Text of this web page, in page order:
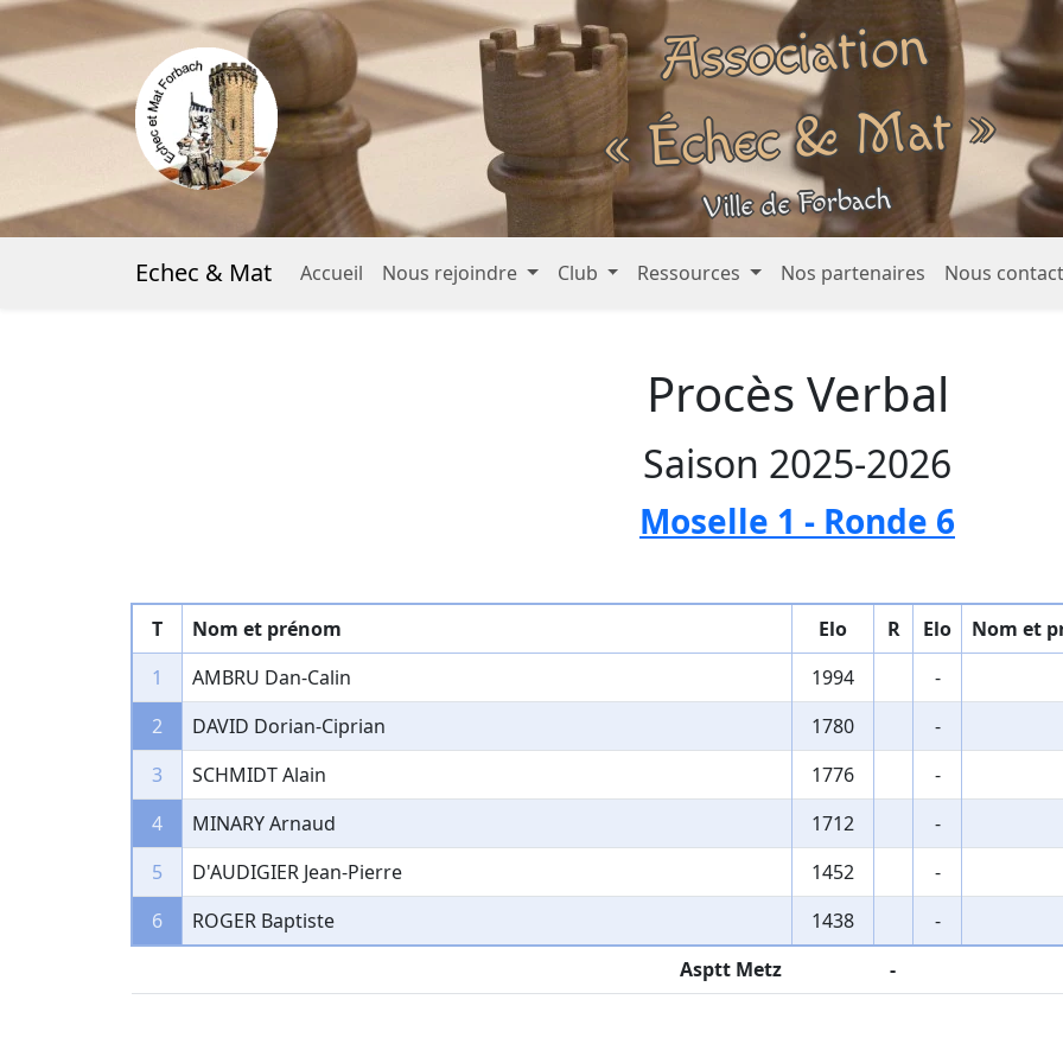
Association
« Échec &
Mat »
Ville de Forbach
Echec & Mat Accueil Nous rejoindre Club Ressources Nos partenaires Nous
Procès Verbal
Saison 2025-2026
Moselle 1 - Ronde 6
T Nom et prénom Elo R Elo
Nom et
1
AMBRU Dan-Calin 1994
-
2
DAVID Dorian-Ciprian 1780
-
3
SCHMIDT Alain 1776
-
4
MINARY Arnaud 1712
-
5
D'AUDIGIER Jean-Pierre 1452
-
6
ROGER Baptiste 1438
-
Asptt Metz
-